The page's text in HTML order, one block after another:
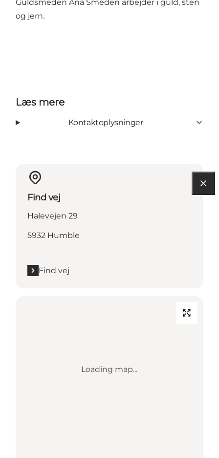
Guldsmeden Ana Smeden arbejder i guld, sten
og jern.
Læs mere
Kontaktoplysninger
Find vej
Halevejen 29
5932 Humble
Find vej
Loading map...